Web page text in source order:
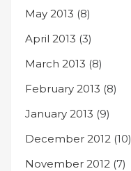
May 2013 (8)
April 2013 (3)
March 2013 (8)
February 2013 (8)
January 2013 (9)
December 2012 (10)
November 2012 (7)